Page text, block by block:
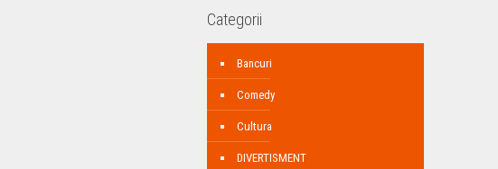
Categorii
Bancuri
Comedy
Cultura
DIVERTISMENT